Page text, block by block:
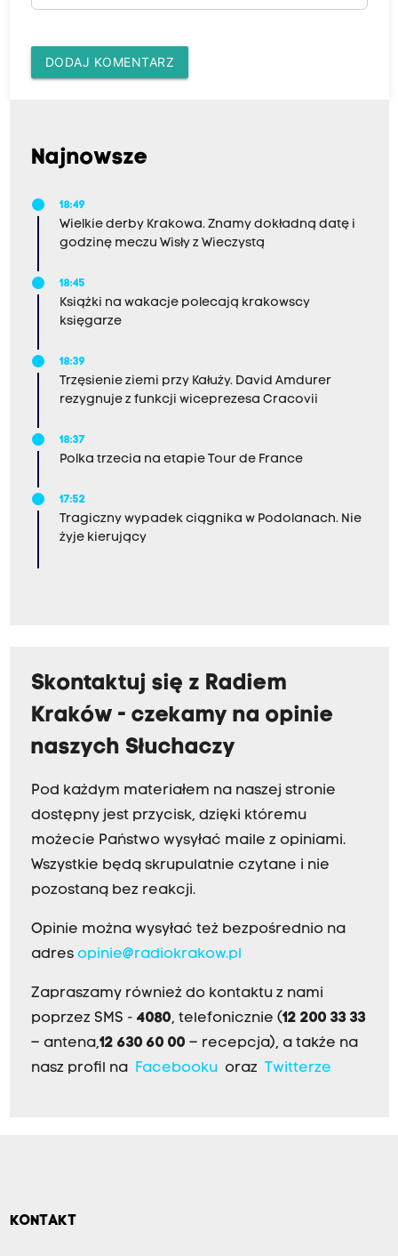
DODAJ KOMENTARZ
Najnowsze
18:49
Wielkie derby Krakowa. Znamy dokładną datę i
godzinę meczu Wisły z Wieczystą
18:45
Książki na wakacje polecają krakowscy
księgarze
18:39
Trzęsienie ziemi przy Kałuży. David Amdurer
rezygnuje z funkcji wiceprezesa Cracovii
18:37
Polka trzecia na etapie Tour de France
17:52
Tragiczny wypadek ciągnika w Podolanach. Nie
żyje kierujący
Skontaktuj się z Radiem
Kraków - czekamy na opinie
naszych Słuchaczy
Pod każdym materiałem na naszej stronie
dostępny jest przycisk, dzięki któremu
możecie Państwo wysyłać maile z opiniami.
Wszystkie będą skrupulatnie czytane i nie
pozostaną bez reakcji.
Opinie można wysyłać też bezpośrednio na
adres opinie@radiokrakow.pl
Zapraszamy również do kontaktu z nami
poprzez SMS - 4080, telefonicznie (12 200 33 33
– antena,12 630 60 00 – recepcja), a także na
nasz profil na Facebookuoraz Twitterze
KONTAKT